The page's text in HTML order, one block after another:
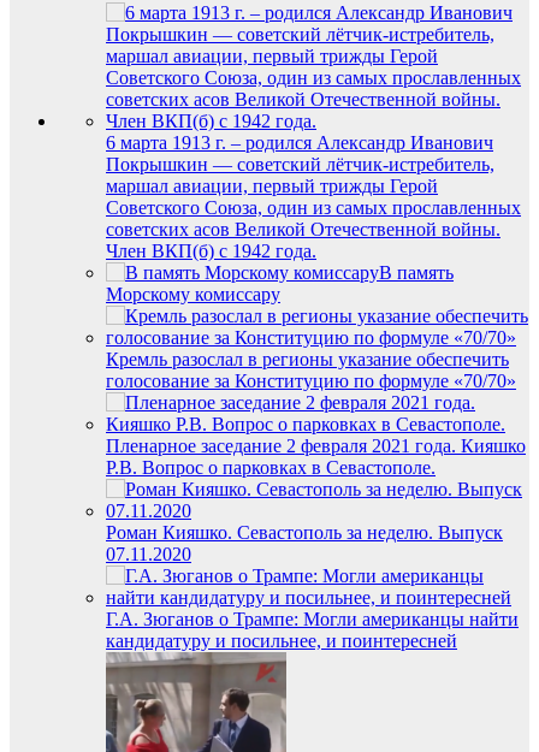
6 марта 1913 г. – родился Александр Иванович
Покрышкин — советский лётчик-истребитель,
маршал авиации, первый трижды Герой
Советского Союза, один из самых прославленных
советских асов Великой Отечественной войны.
Член ВКП(б) с 1942 года.
В память
Морскому комиссару
Кремль разослал в регионы указание обеспечить
голосование за Конституцию по формуле «70/70»
Пленарное заседание 2 февраля 2021 года. Кияшко
Р.В. Вопрос о парковках в Севастополе.
Роман Кияшко. Севастополь за неделю. Выпуск
07.11.2020
Г.А. Зюганов о Трампе: Могли американцы найти
кандидатуру и посильнее, и поинтересней